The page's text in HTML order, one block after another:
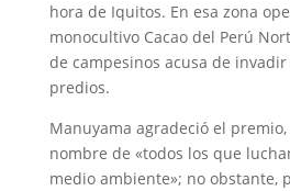
hora de Iquitos. En esa zona
monocultivo Cacao del Perú
de campesinos acusa de
predios.
Manuyama agradeció el
nombre de «todos los que
medio ambiente»; no obstante,